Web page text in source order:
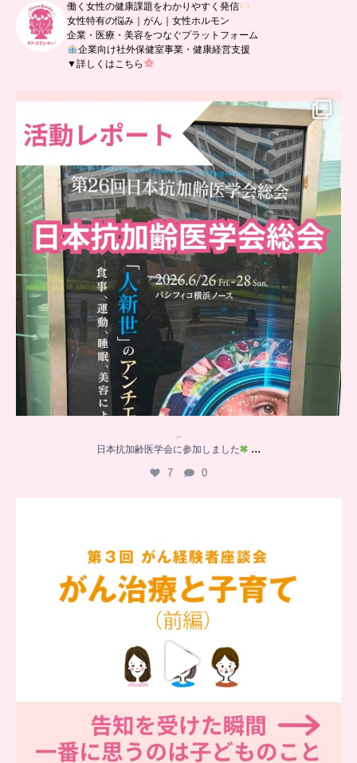
働く女性の健康課題をわかりやすく発信
女性特有の悩み｜がん｜女性ホルモン
企業・医療・美容をつなぐプラットフォーム
企業向け社外保健室事業・健康経営支援
▼詳しくはこちら
..
日本抗加齢医学会に参加しました
0
..
日本抗加齢医学会に参加しました
...
7 0